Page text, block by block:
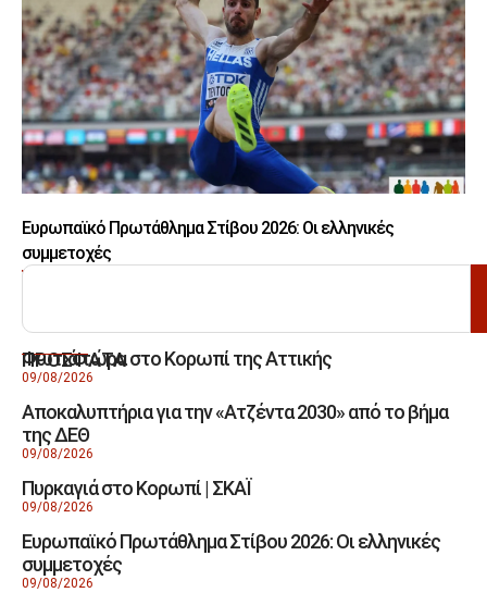
Ευρωπαϊκό Πρωτάθλημα Στίβου 2026: Οι ελληνικές
συμμετοχές
ΑΝΑΖΗΤΗΣΗ
ΠΡΟΣΦΑΤΑ
Φωτιά τώρα στο Κορωπί της Αττικής
09/08/2026
Αποκαλυπτήρια για την «Ατζέντα 2030» από το βήμα
της ΔΕΘ
09/08/2026
Πυρκαγιά στο Κορωπί | ΣΚΑΪ
09/08/2026
Ευρωπαϊκό Πρωτάθλημα Στίβου 2026: Οι ελληνικές
συμμετοχές
09/08/2026